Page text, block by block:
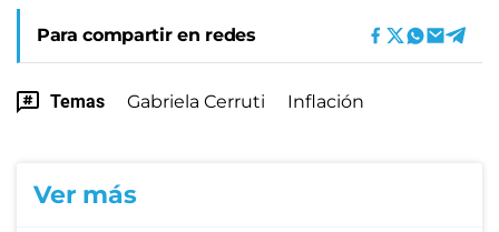
Para compartir en redes
Temas Gabriela Cerruti Inflación
Ver más